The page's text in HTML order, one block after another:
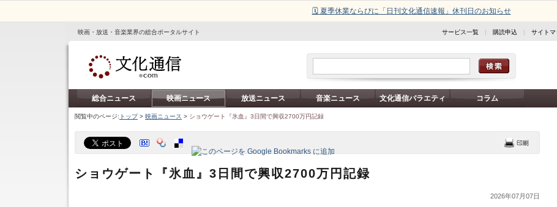
🗓️ 夏季休業ならびに「日刊文化通信速報」休刊日のお知らせ
映画・放送・音楽業界の総合ポータルサイト サービス一覧 | 購読申込 | サイトマ
総合ニュース 映画ニュース 放送ニュース 音楽ニュース 文化通信バラエティ コラム
閲覧中のページ: トップ> 映画ニュース > ショウゲート『氷血』3日間で興収2700万円記録
ショウゲート『氷血』3日間で興収2700万円記録
2026年07月07日